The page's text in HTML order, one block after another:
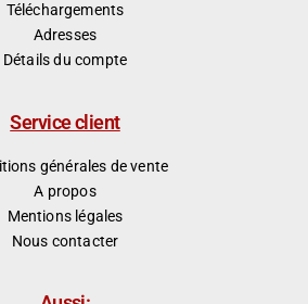
Téléchargements
Adresses
Détails du compte
Service client
générales de vente
A propos
Mentions légales
Nous contacter